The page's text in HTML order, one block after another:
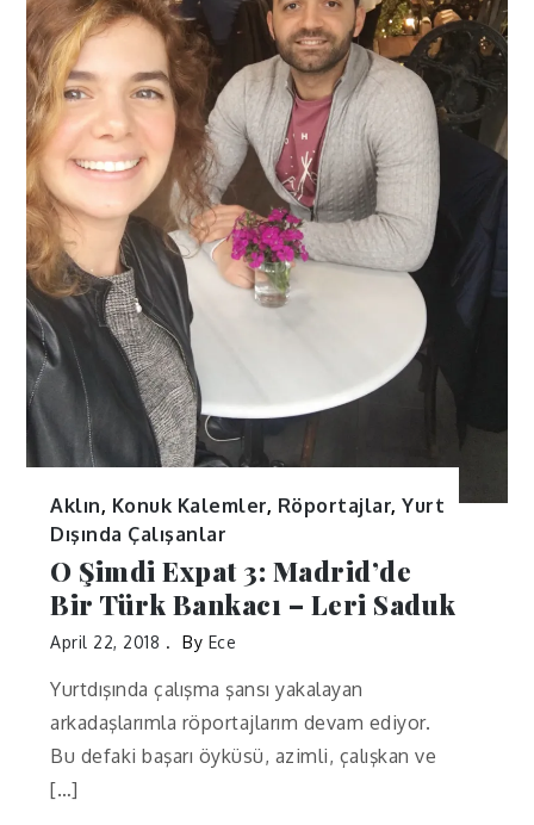
Aklın, Konuk Kalemler, Röportajlar,Yurt
Dışında Çalışanlar
O Şimdi Expat 3: Madrid’de
Bir Türk Bankacı – Leri Saduk
April 22, 2018 By Ece
Yurtdışında çalışma şansı yakalayan
arkadaşlarımla röportajlarım devam ediyor.
Bu defaki başarı öyküsü, azimli, çalışkan ve
[…]